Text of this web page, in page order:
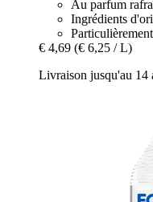
Au parfum
Ingrédients
€ 4,69 (€ 6,25 / L)
Livraison jusqu'au 14